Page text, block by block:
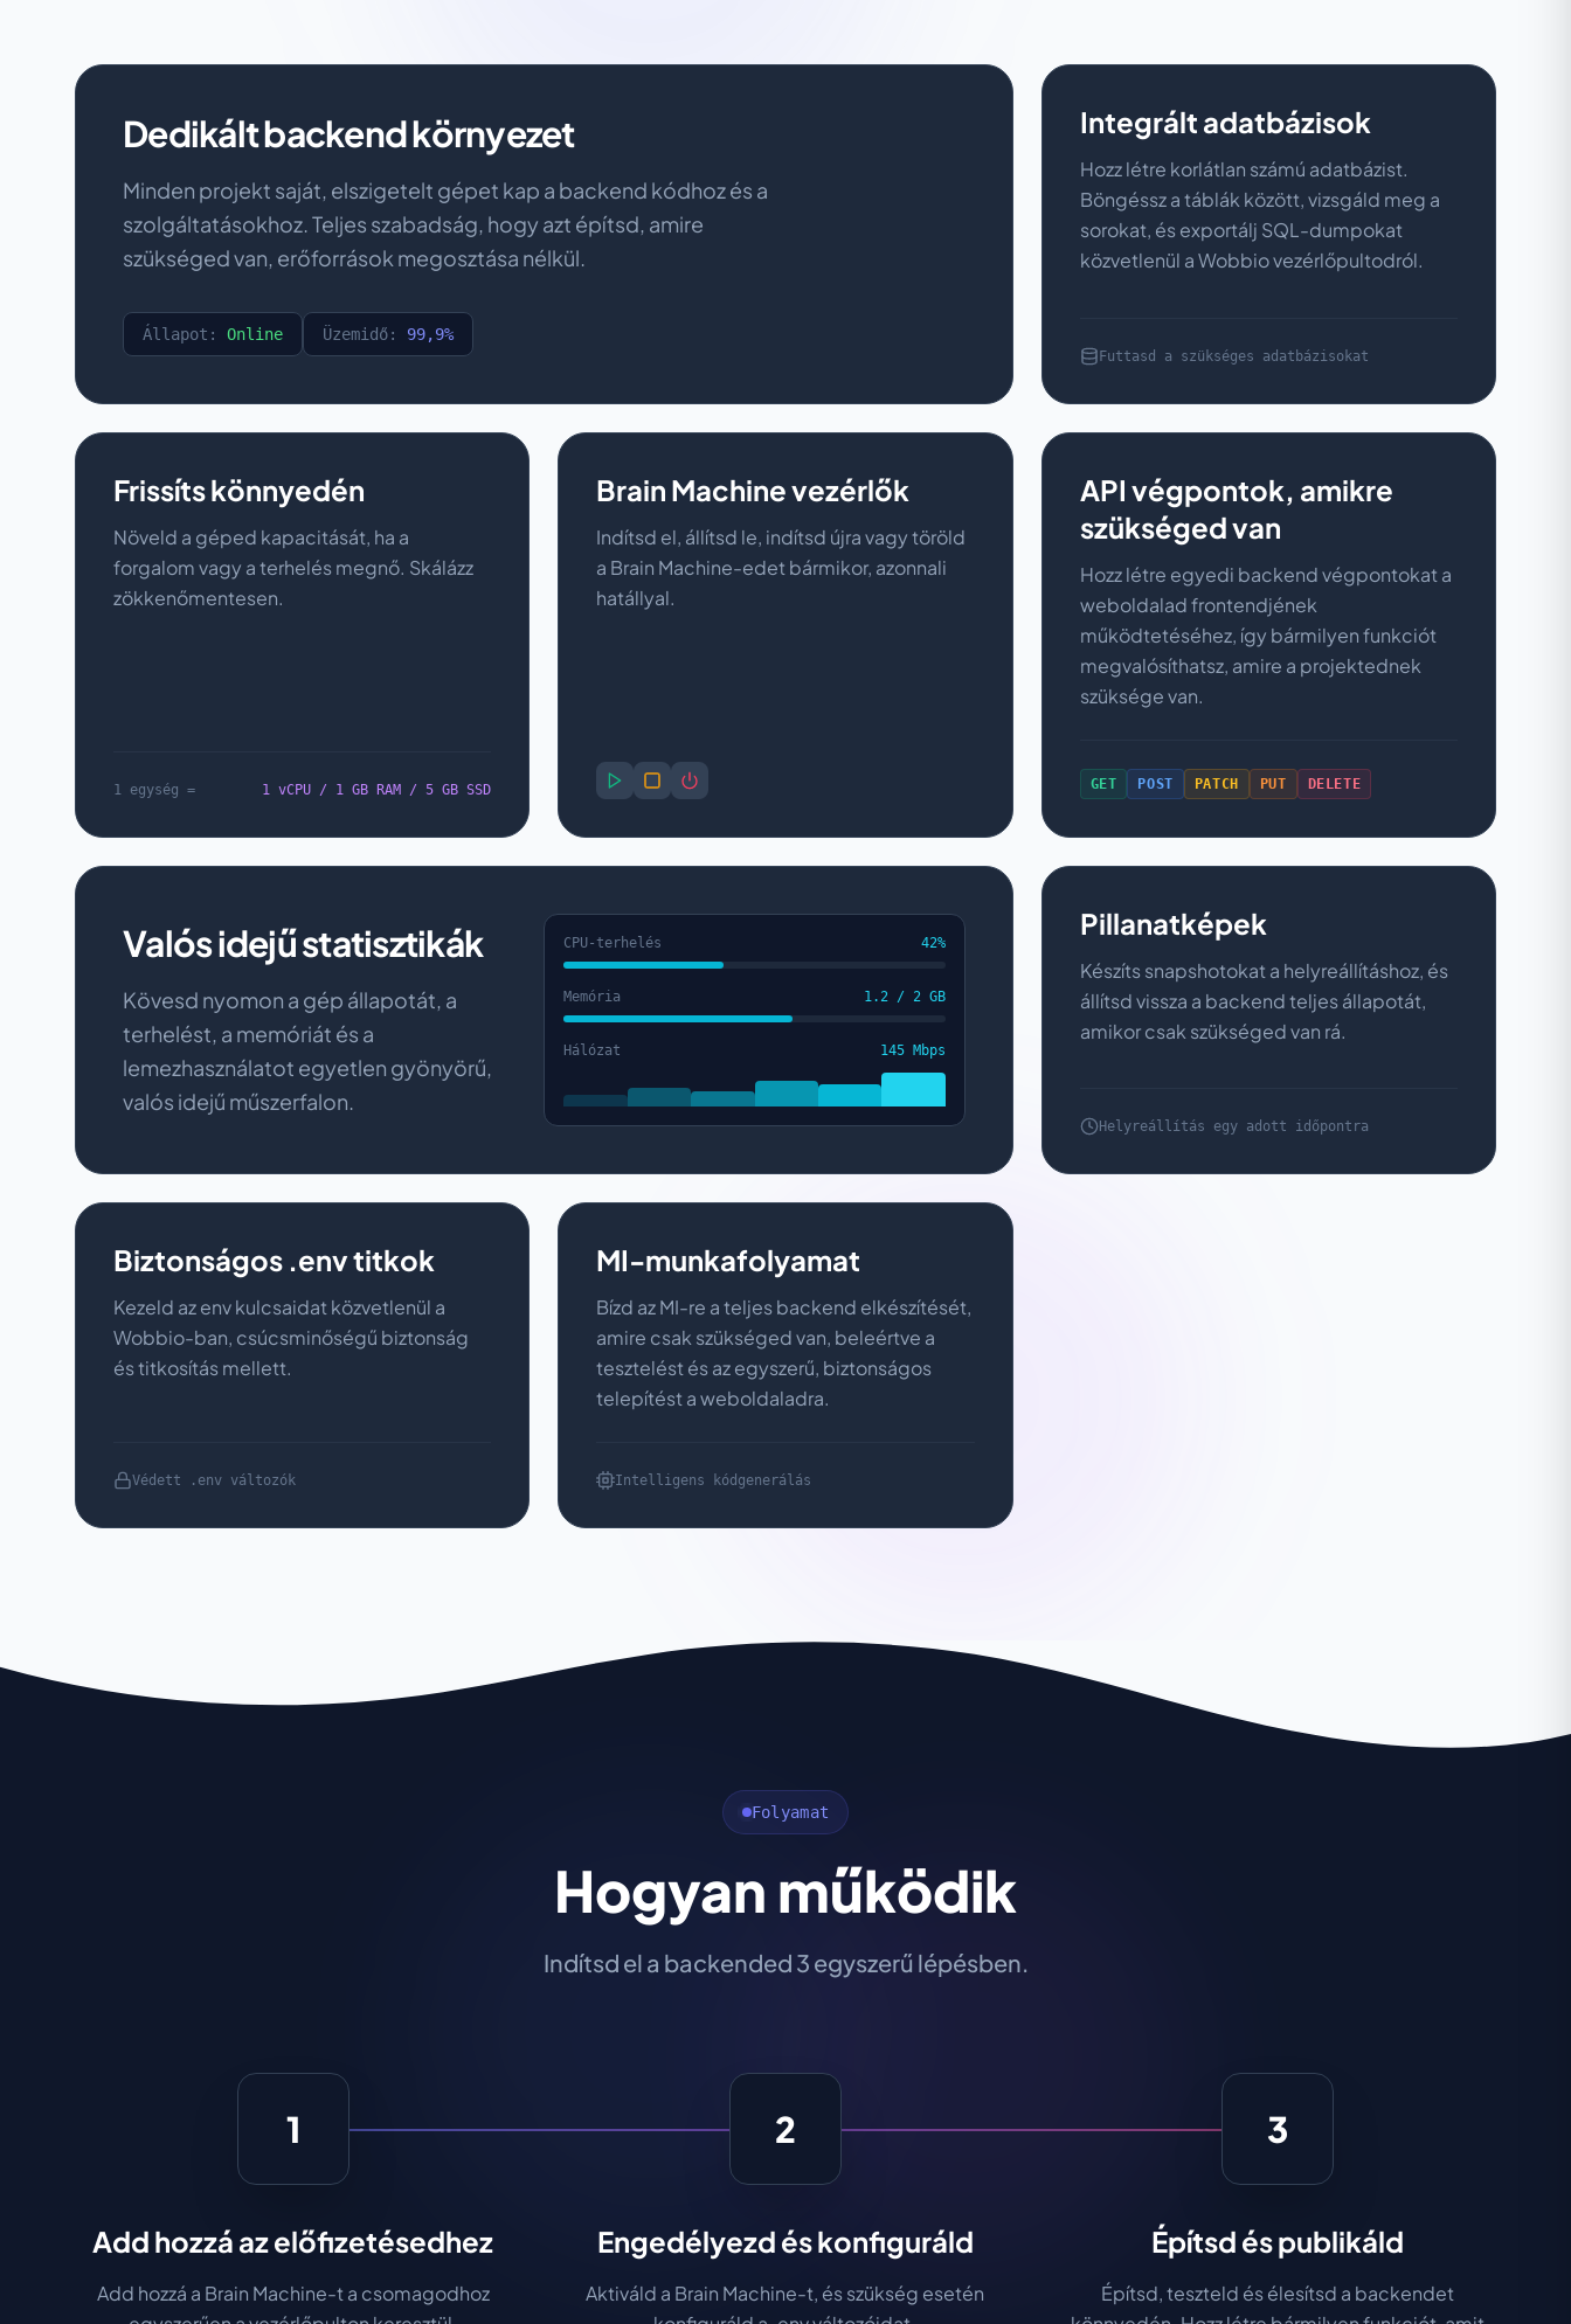
Dedikált backend környezet
Minden projekt saját, elszigetelt gépet kap a backend kódhoz és a
szolgáltatásokhoz. Teljes szabadság, hogy azt építsd, amire
szükséged van, erőforrások megosztása nélkül.
Állapot: Online Üzemidő: 99,9%
Integrált adatbázisok
Hozz létre korlátlan számú adatbázist.
Böngéssz a táblák között, vizsgáld meg a
sorokat, és exportálj SQL-dumpokat
közvetlenül a Wobbio vezérlőpultodról.
Futtasd a szükséges adatbázisokat
Frissíts könnyedén
Növeld a géped kapacitását, ha a
forgalom vagy a terhelés megnő. Skálázz
zökkenőmentesen.
1 egység = 1 vCPU / 1 GB RAM / 5 GB SSD
Brain Machine vezérlők
Indítsd el, állítsd le, indítsd újra vagy töröld
a Brain Machine-edet bármikor, azonnali
hatállyal.
API végpontok, amikre
szükséged van
Hozz létre egyedi backend végpontokat a
weboldalad frontendjének
működtetéséhez, így bármilyen funkciót
megvalósíthatsz, amire a projektednek
szüksége van.
GET POST PATCH PUT DELETE
Valós idejű statisztikák
Kövesd nyomon a gép állapotát, a
terhelést, a memóriát és a
lemezhasználatot egyetlen gyönyörű,
valós idejű műszerfalon.
CPU-terhelés 42%
Memória 1.2 / 2 GB
Hálózat 145 Mbps
Pillanatképek
Készíts snapshotokat a helyreállításhoz, és
állítsd vissza a backend teljes állapotát,
amikor csak szükséged van rá.
Helyreállítás egy adott időpontra
Biztonságos .env titkok
Kezeld az env kulcsaidat közvetlenül a
Wobbio-ban, csúcsminőségű biztonság
és titkosítás mellett.
Védett .env változók
MI-munkafolyamat
Bízd az MI-re a teljes backend elkészítését,
amire csak szükséged van, beleértve a
tesztelést és az egyszerű, biztonságos
telepítést a weboldaladra.
Intelligens kódgenerálás
Folyamat
Hogyan működik
Indítsd el a backended 3 egyszerű lépésben.
1
Add hozzá az előfizetésedhez
Add hozzá a Brain Machine-t a csomagodhoz
2
Engedélyezd és konfiguráld
Aktiváld a Brain Machine-t, és szükség esetén
3
Építsd és publikáld
Építsd, teszteld és élesítsd a backendet